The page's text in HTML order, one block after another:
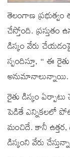
తెలంగాణ ప్రభుత్వం
చేస్తోంది. ప్రస్తుతం
డిస్కం వేరు
స్పందిస్తూ, “ ఈ
అనుమానాలున్నాయి.
రైతు డిస్కం
పెడితే ఎన్నికలలో
మంచిదే. కానీ ఉత్తర,
డిస్కంని వేరు